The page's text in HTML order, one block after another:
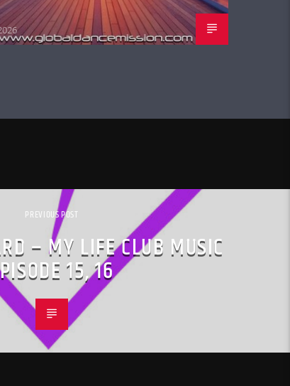
PREVIOUS POST
– MY LIFE CLUB MUSIC
15, 16